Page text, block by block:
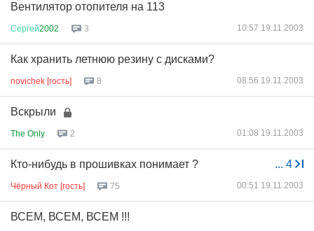
Вентилятор отопителя на 113
Сергей2002 3 10:57 19.11.2003
Как хранить летнюю резину с дисками?
novichek [гость] 8 08:56 19.11.2003
Вскрыли
The Only 2 01:08 19.11.2003
... 4
Кто-нибудь в прошивках понимает ?
Чёрный Кот [гость] 75 00:51 19.11.2003
ВСЕМ, ВСЕМ, ВСЕМ !!!